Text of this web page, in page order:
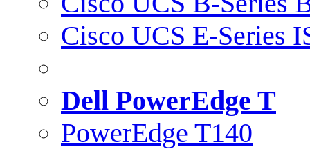
Cisco UCS E-Series
Dell PowerEdge T
PowerEdge T140